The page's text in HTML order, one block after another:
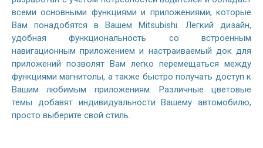
всеми основными функциями и приложениями, которые
Вам понадобятся в Вашем Mitsubishi. Легкий дизайн,
удобная функциональность со встроенным
навигационным приложением и настраиваемый док для
приложений позволят Вам легко перемещаться между
функциями магнитолы, а также быстро получать доступ к
Вашим любимым приложениям. Различные цветовые
темы добавят индивидуальности Вашему автомобилю,
просто выберите свой стиль.